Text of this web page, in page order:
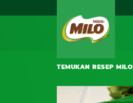
TEMUKAN RESEP MILO